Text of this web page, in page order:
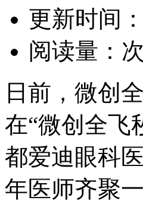
更新时间
阅读量： 次
日前，微创
在“微创全飞
都爱迪眼科
年医师齐聚